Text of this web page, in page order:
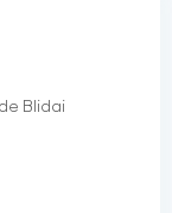
Blidai